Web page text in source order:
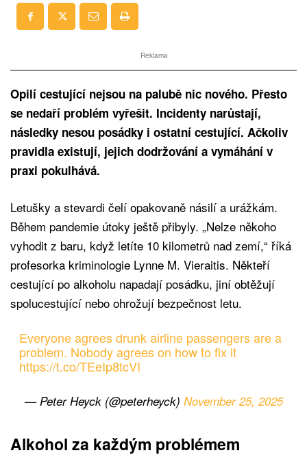
Reklama
Opilí cestující nejsou na palubě nic nového. Přesto
se nedaří problém vyřešit. Incidenty narůstají,
následky nesou posádky i ostatní cestující. Ačkoliv
pravidla existují, jejich dodržování a vymáhání v
praxi pokulhává.
Letušky a stevardi čelí opakovaně násilí a urážkám.
Během pandemie útoky ještě přibyly. „Nelze někoho
vyhodit z baru, když letíte 10 kilometrů nad zemí,“ říká
profesorka kriminologie Lynne M. Vieraitis. Někteří
cestující po alkoholu napadají posádku, jiní obtěžují
spolucestující nebo ohrožují bezpečnost letu.
Everyone agrees drunk airline passengers are a
problem. Nobody agrees on how to fix it
https://t.co/TEeIp8tcVI
— Peter Heyck (@peterheyck) November 25, 2025
Alkohol za každým problémem